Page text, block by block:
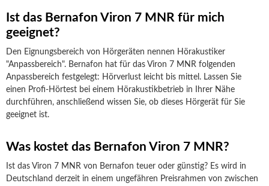
Ist das Bernafon Viron 7 MNR für mich
geeignet?
Den Eignungsbereich von Hörgeräten nennen Hörakustiker
"Anpassbereich". Bernafon hat für das Viron 7 MNR folgenden
Anpassbereich festgelegt: Hörverlust leicht bis mittel. Lassen Sie
einen Profi-Hörtest bei einem Hörakustikbetrieb in Ihrer Nähe
durchführen, anschließend wissen Sie, ob dieses Hörgerät für Sie
geeignet ist.
Was kostet das Bernafon Viron 7 MNR?
Ist das Viron 7 MNR von Bernafon teuer oder günstig? Es wird in
Deutschland derzeit in einem ungefähren Preisrahmen von zwischen